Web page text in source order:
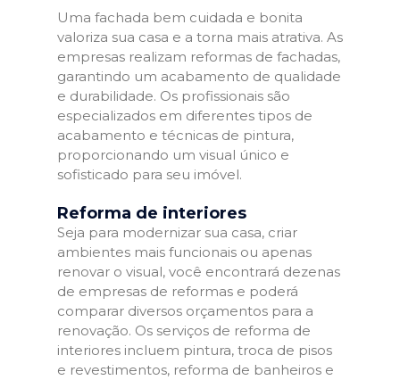
Uma fachada bem cuidada e bonita
valoriza sua casa e a torna mais atrativa. As
empresas realizam reformas de fachadas,
garantindo um acabamento de qualidade
e durabilidade. Os profissionais são
especializados em diferentes tipos de
acabamento e técnicas de pintura,
proporcionando um visual único e
sofisticado para seu imóvel.
Reforma de interiores
Seja para modernizar sua casa, criar
ambientes mais funcionais ou apenas
renovar o visual, você encontrará dezenas
de empresas de reformas e poderá
comparar diversos orçamentos para a
renovação. Os serviços de reforma de
interiores incluem pintura, troca de pisos
e revestimentos, reforma de banheiros e